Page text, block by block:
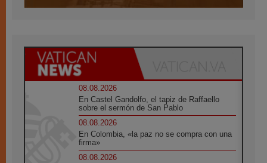
08.08.2026
En Castel Gandolfo, el tapiz de Raffaello
sobre el sermón de San Pablo
08.08.2026
En Colombia, «la paz no se compra con una
firma»
08.08.2026